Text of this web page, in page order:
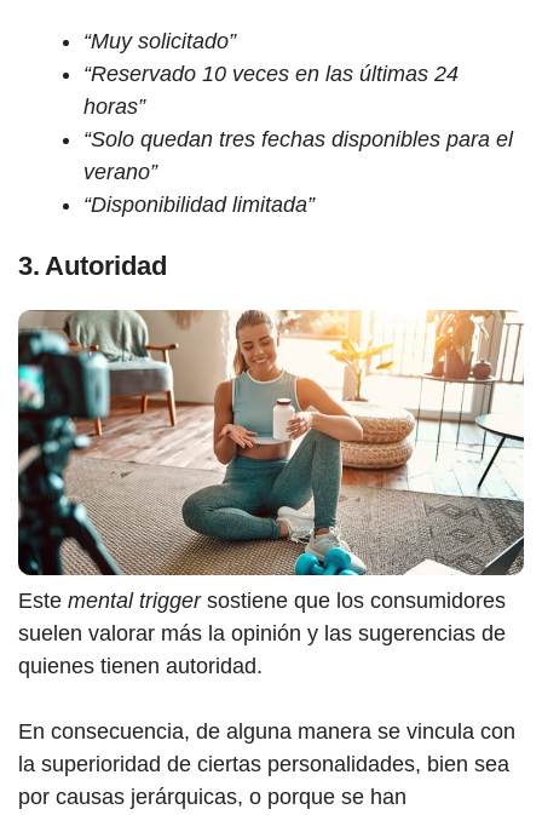
“Muy solicitado”
“Reservado 10 veces en las últimas 24
horas”
“Solo quedan tres fechas disponibles para el
verano”
“Disponibilidad limitada”
3. Autoridad
Este mental triggersostiene que los consumidores
suelen valorar más la opinión y las sugerencias de
quienes tienen autoridad.
En consecuencia, de alguna manera se vincula con
la superioridad de ciertas personalidades, bien sea
por causas jerárquicas, o porque se han